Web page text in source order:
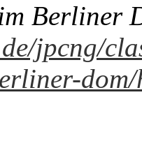
Berliner
jpcng/